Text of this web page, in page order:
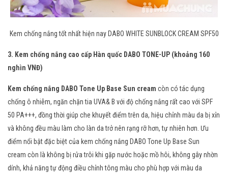
Kem chống nắng tốt nhất hiện nay DABO WHITE SUNBLOCK CREAM SPF50
3. Kem chống nắng cao cấp Hàn quốc DABO TONE-UP (khoảng 160
nghìn VNĐ)
Kem chống nắng DABO Tone Up Base Sun cream còn có tác dụng
chống ô nhiễm, ngăn chặn tia UVA& B với độ chống nắng rất cao với SPF
50 PA+++, đồng thời giúp che khuyết điểm trên da, hiệu chỉnh màu da bị xỉn
và không đều màu làm cho làn da trở nên rạng rỡ hơn, tự nhiên hơn. Ưu
điểm nổi bật đặc biệt của kem chống nắng DABO Tone Up Base Sun
cream còn là không bị rửa trôi khi gặp nước hoặc mồ hôi, không gây nhờn
dính, khả năng tự động điều chỉnh tông màu cho phù hợp với màu da